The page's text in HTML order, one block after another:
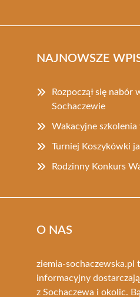
NAJNOWSZE
Rozpoczął się
Sochaczewie
Wakacyjne
Turniej Koszykówki
Rodzinny Konkurs
O NAS
ziemia-sochaczewska.pl
informacyjny
z Sochaczewa i okolic.